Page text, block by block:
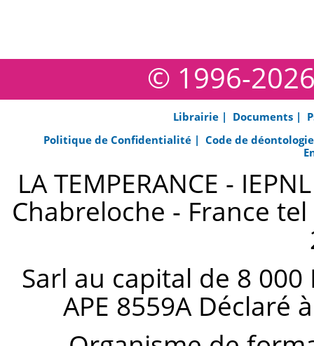
© 1996-2026
Librairie | Documents |
Politique de Confidentialité | Code de
LA TEMPERANCE -
Chabreloche - France
Sarl au capital de 8 000
APE 8559A Déclaré